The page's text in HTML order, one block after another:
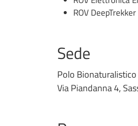
ROV
Sede
Polo
Via Piandanna 4,